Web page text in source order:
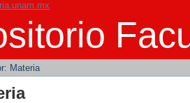
Materia